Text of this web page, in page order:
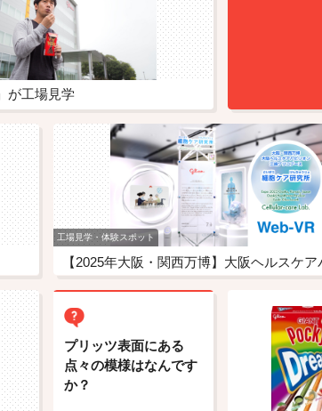
が工場見学
工場見学・体験スポット
プリッツ表面にある
点々の模様はなんです
か？